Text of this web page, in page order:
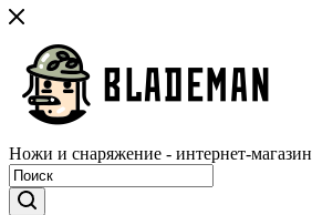
Ножи и снаряжение - интернет-магазин